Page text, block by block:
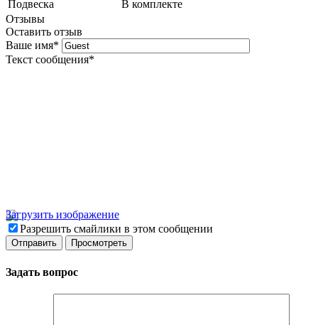
Подвеска
В комплекте
Отзывы
Оставить отзыв
Ваше имя*
Текст сообщения*
Загрузить изображение
Разрешить смайлики в этом сообщении
Задать вопрос